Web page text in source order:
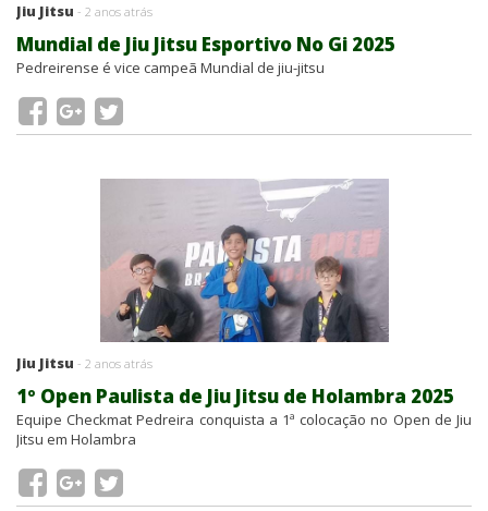
Jiu Jitsu - 2 anos atrás
Mundial de Jiu Jitsu Esportivo No Gi 2025
Pedreirense é vice campeã Mundial de jiu-jitsu
Jiu Jitsu - 2 anos atrás
1º Open Paulista de Jiu Jitsu de Holambra 2025
Equipe Checkmat Pedreira conquista a 1ª colocação no Open de Jiu
Jitsu em Holambra